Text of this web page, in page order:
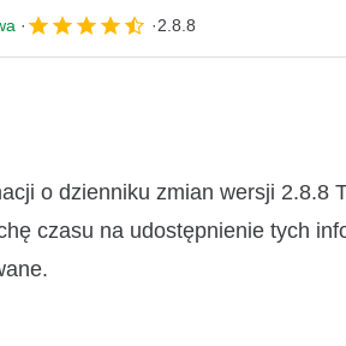
2.8.8
o dzienniku zmian wersji 2.8.8
czasu na udostępnienie tych